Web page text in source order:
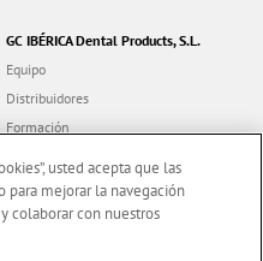
GC IBÉRICA Dental Products, S.L.
Equipo
Distribuidores
Formación
Dealer portal
usted acepta que las
para mejorar la navegación
colaborar con nuestros